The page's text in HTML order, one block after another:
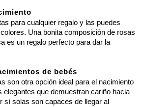
para cualquier regalo y las puedes
Una bonita composición de rosas
es un regalo perfecto para dar la
de bebés
son otra opción ideal para el nacimiento
elegantes que demuestran cariño hacia
sí solas son capaces de llegar al